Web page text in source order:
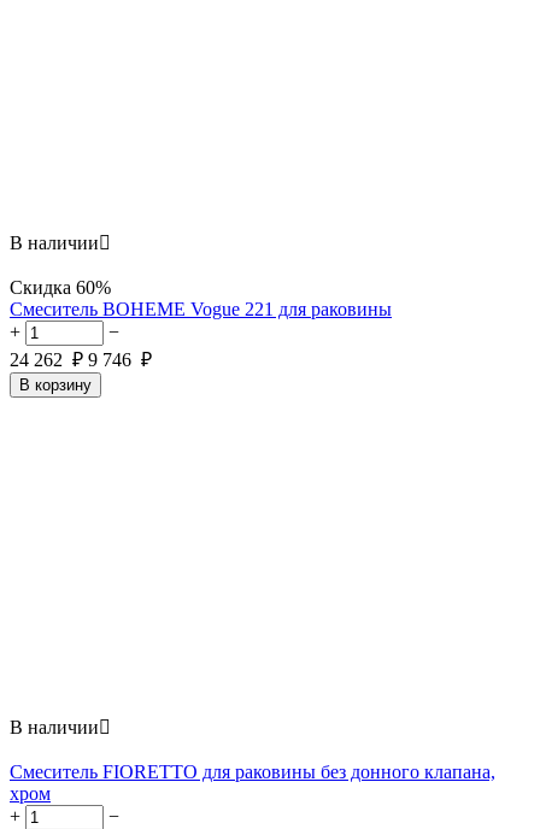
В наличии
Скидка 60%
Смеситель BOHEME Vogue 221 для раковины
+
−
24 262 ₽ 9 746 ₽
В корзину
В наличии
Смеситель FIORETTO для раковины без донного клапана,
хром
+
−